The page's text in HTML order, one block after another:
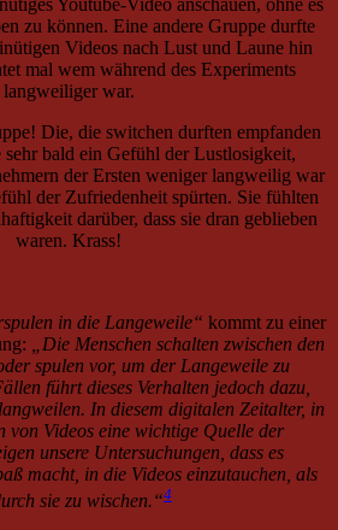
zu können. Eine andere Gruppe durfte
Videos nach Lust und Laune hin
mal wem während des Experiments
langweiliger war.
Die, die switchen durften empfanden
sehr bald ein Gefühl der Lustlosigkeit,
der Ersten weniger langweilig war
der Zufriedenheit spürten. Sie fühlten
darüber, dass sie dran geblieben
waren. Krass!
in die Langeweile“ kommt zu einer
„Die Menschen schalten zwischen den
spulen vor, um der Langeweile zu
führt dieses Verhalten jedoch dazu,
In diesem digitalen Zeitalter, in
von Videos eine wichtige Quelle der
unsere Untersuchungen, dass es
macht, in die Videos einzutauchen, als
sie zu wischen.“4